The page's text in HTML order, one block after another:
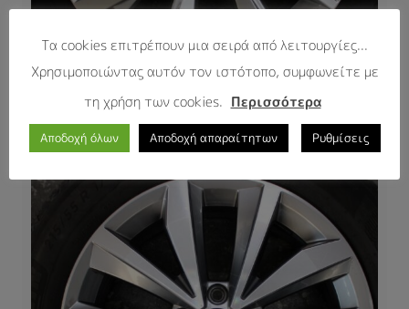
Ζάντες σετ VW Tiguan 5NA
Τα cookies επιτρέπουν μια σειρά από λειτουργίες...
Χρησιμοποιώντας αυτόν τον ιστότοπο, συμφωνείτε με
τη χρήση των cookies. Περισσότερα
Αποδοχή όλων Αποδοχή απαραίτητων Ρυθμίσεις